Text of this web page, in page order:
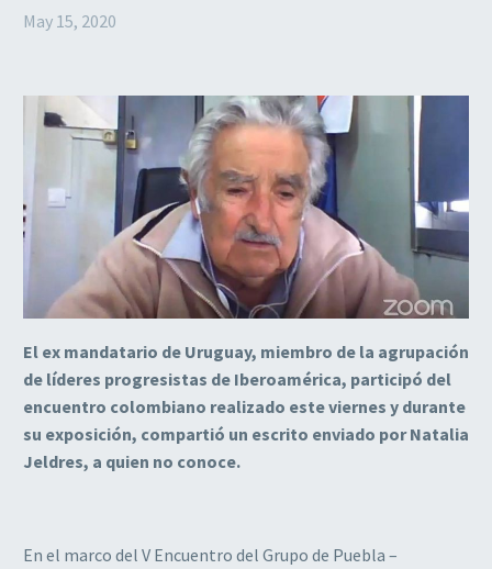
May 15, 2020
El ex mandatario de Uruguay, miembro de la agrupación
de líderes progresistas de Iberoamérica, participó del
encuentro colombiano realizado este viernes y durante
su exposición, compartió un escrito enviado por Natalia
Jeldres, a quien no conoce.
En el marco del V Encuentro del Grupo de Puebla –